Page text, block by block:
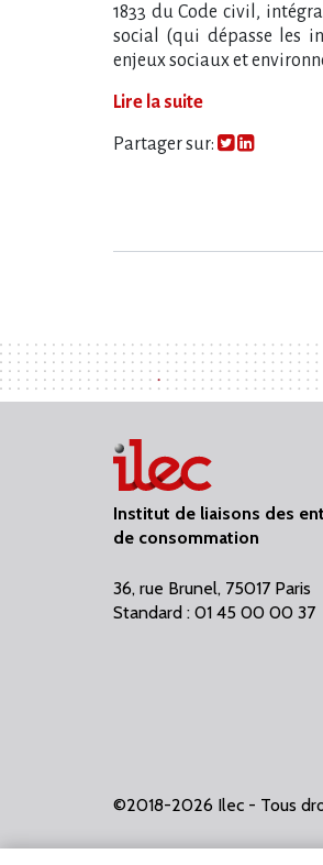
1833 du Code civil,
social (qui dépasse les
enjeux sociaux et
Lire la suite
Partager sur:
Institut de liaisons des
de consommation
36, rue Brunel, 75017 Paris
Standard : 01 45 00 00 37
©2018-2026 Ilec - Tous